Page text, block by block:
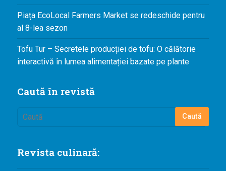
Piața EcoLocal Farmers Market se redeschide pentru
al 8-lea sezon
Tofu Tur – Secretele producției de tofu: O călătorie
interactivă în lumea alimentației bazate pe plante
Caută în revistă
Revista culinară: